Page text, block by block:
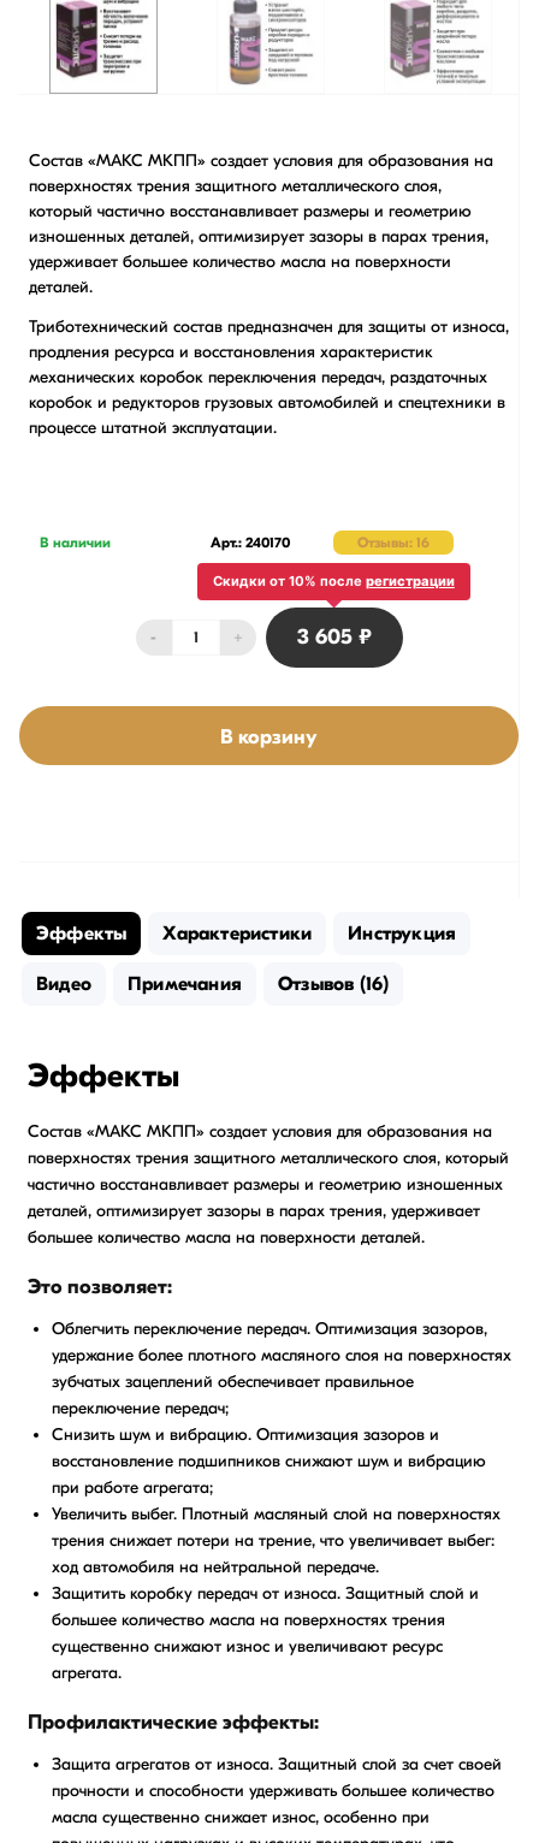
Состав «МАКС МКПП» создает условия для образования на
поверхностях трения защитного металлического слоя,
который частично восстанавливает размеры и геометрию
изношенных деталей, оптимизирует зазоры в парах трения,
удерживает большее количество масла на поверхности
деталей.
Триботехнический состав предназначен для защиты от износа,
продления ресурса и восстановления характеристик
механических коробок переключения передач, раздаточных
коробок и редукторов грузовых автомобилей и спецтехники в
процессе штатной эксплуатации.
В наличии Арт.: 240170 Отзывы: 16
- + 3 605 ₽
В корзину
Эффекты Характеристики Инструкция
Видео Примечания Отзывов (16)
Эффекты
Состав «МАКС МКПП» создает условия для образования на
поверхностях трения защитного металлического слоя, который
частично восстанавливает размеры и геометрию изношенных
деталей, оптимизирует зазоры в парах трения, удерживает
большее количество масла на поверхности деталей.
Это позволяет:
Облегчить переключение передач. Оптимизация зазоров,
удержание более плотного масляного слоя на поверхностях
зубчатых зацеплений обеспечивает правильное
переключение передач;
Снизить шум и вибрацию. Оптимизация зазоров и
восстановление подшипников снижают шум и вибрацию
при работе агрегата;
Увеличить выбег. Плотный масляный слой на поверхностях
трения снижает потери на трение, что увеличивает выбег:
ход автомобиля на нейтральной передаче.
Защитить коробку передач от износа. Защитный слой и
большее количество масла на поверхностях трения
существенно снижают износ и увеличивают ресурс
агрегата.
Профилактические эффекты:
Защита агрегатов от износа. Защитный слой за счет своей
прочности и способности удерживать большее количество
масла существенно снижает износ, особенно при
Скидки от 10% после регистрации